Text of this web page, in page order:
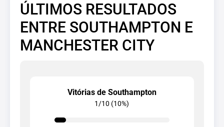
ÚLTIMOS RESULTADOS
ENTRE SOUTHAMPTON E
MANCHESTER CITY
Vitórias de Southampton
1/10 (10%)